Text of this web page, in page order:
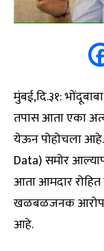
मुंबई,दि.३१:
तपास आता एका
येऊन पोहोचला आहे.
Data) समोर
आता आमदार
खळबळजनक
आहे.